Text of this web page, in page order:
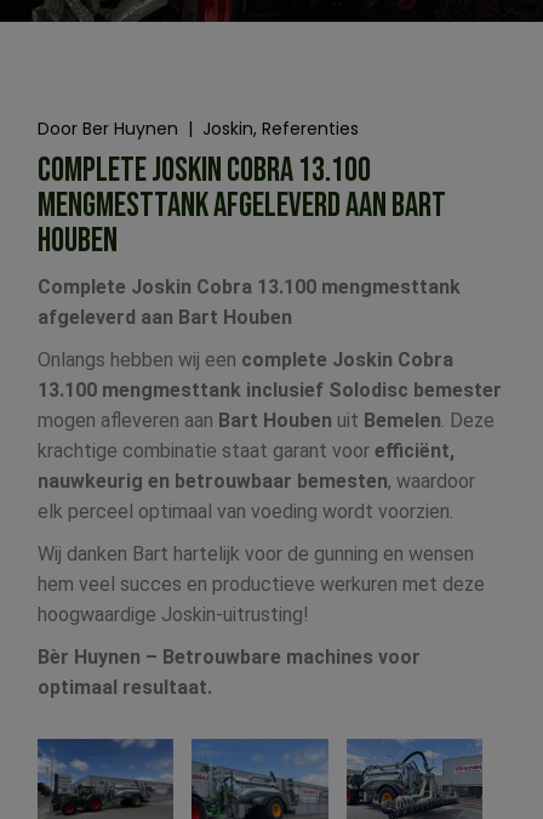
Door Ber Huynen Joskin Referenties
COMPLETE JOSKIN COBRA 13.100
MENGMESTTANK AFGELEVERD AAN BART
HOUBEN
Complete Joskin Cobra 13.100 mengmesttank
afgeleverd aan Bart Houben
Onlangs hebben wij een complete Joskin Cobra
13.100 mengmesttank inclusief Solodisc bemester
mogen afleveren aan Bart Houben uit Bemelen. Deze
krachtige combinatie staat garant voorefficiënt,
nauwkeurig en betrouwbaar bemesten, waardoor
elk perceel optimaal van voeding wordt voorzien.
Wij danken Bart hartelijk voor de gunning en wensen
hem veel succes en productieve werkuren met deze
hoogwaardige Joskin-uitrusting!
Bèr Huynen – Betrouwbare machines voor
optimaal resultaat.